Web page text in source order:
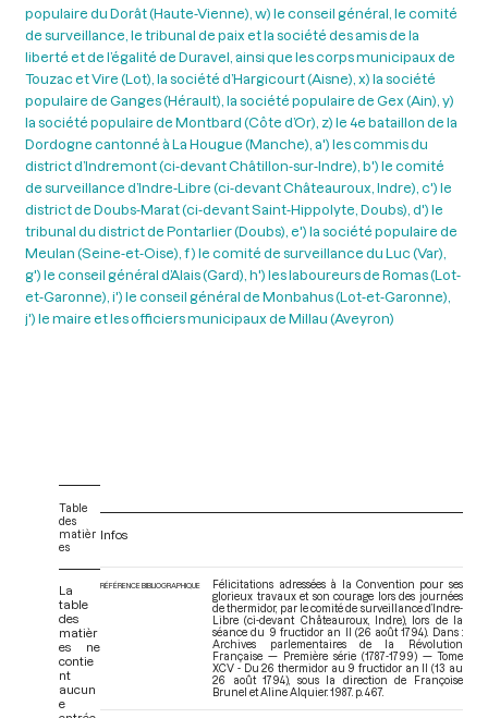
populaire du Dorât (Haute-Vienne), w) le conseil général, le comité
de surveillance, le tribunal de paix et la société des amis de la
liberté et de l’égalité de Duravel, ainsi que les corps municipaux de
Touzac et Vire (Lot), la société d’Hargicourt (Aisne), x) la société
populaire de Ganges (Hérault), la société populaire de Gex (Ain), y)
la société populaire de Montbard (Côte d’Or), z) le 4e bataillon de la
Dordogne cantonné à La Hougue (Manche), a') les commis du
district d’Indremont (ci-devant Châtillon-sur-Indre), b') le comité
de surveillance d’Indre-Libre (ci-devant Châteauroux, Indre), c') le
district de Doubs-Marat (ci-devant Saint-Hippolyte, Doubs), d') le
tribunal du district de Pontarlier (Doubs), e') la société populaire de
Meulan (Seine-et-Oise), f ) le comité de surveillance du Luc (Var),
g') le conseil général d’Alais (Gard), h') les laboureurs de Romas (Lot-
et-Garonne), i') le conseil général de Monbahus (Lot-et-Garonne),
j') le maire et les officiers municipaux de Millau (Aveyron)
Table
des
matièr
es
La
table
des
matièr
es ne
contie
nt
aucun
e
Infos
RÉFÉRENCE BIBLIOGRAPHIQUE
Félicitations adressées à la Convention pour ses
glorieux travaux et son courage lors des journées
de thermidor, par le comité de surveillance d’Indre-
Libre (ci-devant Châteauroux, Indre), lors de la
séance du 9 fructidor an II (26 août 1794). Dans :
Archives parlementaires de la Révolution
Française — Première série (1787-1799) — Tome
XCV - Du 26 thermidor au 9 fructidor an II (13 au
26 août 1794) , sous la direction de Françoise
Brunel et Aline Alquier. 1987. p. 467.